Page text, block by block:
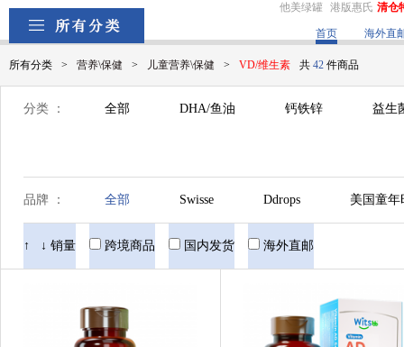
他美绿罐 港版惠氏 清仓
首页 海外直
所有分类 > 营养\保健 > 儿童营养\保健 > VD/维生素 共 42 件商品
分类 ： 全部 DHA/鱼油 钙铁锌 益生
品牌 ： 全部 Swisse Ddrops 美国童年
BioIsland佰澳朗德 Healthy Care
↑ ↓ 销量 跨境商品 国内发货 海外直邮